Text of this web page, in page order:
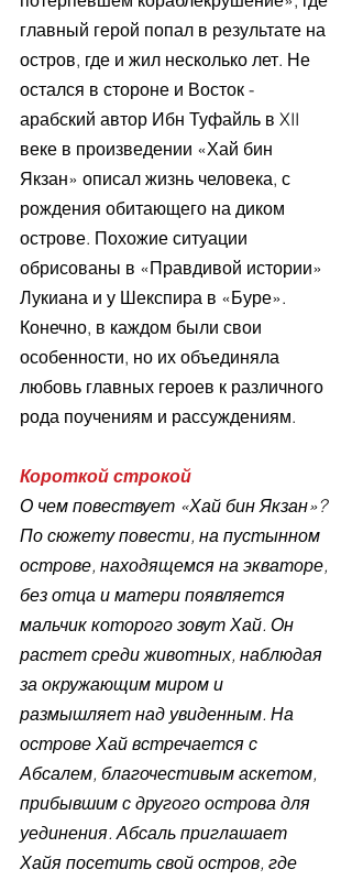
главный герой попал в результате на
остров, где и жил несколько лет. Не
остался в стороне и Восток -
арабский автор Ибн Туфайль в XII
веке в произведении «Хай бин
Якзан» описал жизнь человека, с
рождения обитающего на диком
острове. Похожие ситуации
обрисованы в «Правдивой истории»
Лукиана и у Шекспира в «Буре».
Конечно, в каждом были свои
особенности, но их объединяла
любовь главных героев к различного
рода поучениям и рассуждениям.
Короткой строкой
О чем повествует «Хай бин Якзан»?
По сюжету повести, на пустынном
острове, находящемся на экваторе,
без отца и матери появляется
мальчик которого зовут Хай. Он
растет среди животных, наблюдая
за окружающим миром и
размышляет над увиденным. На
острове Хай встречается с
Абсалем, благочестивым аскетом,
прибывшим с другого острова для
уединения. Абсаль приглашает
Хайя посетить свой остров, где